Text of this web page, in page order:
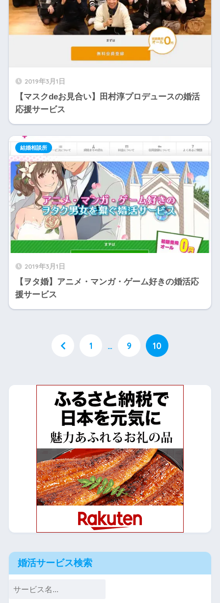
2019年3月1日
【マスクdeお見合い】田村淳プロデュースの婚活
応援サービス
2019年3月1日
【ヲタ婚】アニメ・マンガ・ゲーム好きの婚活応
援サービス
結婚相談所
1 … 9 10
婚活サービス検索